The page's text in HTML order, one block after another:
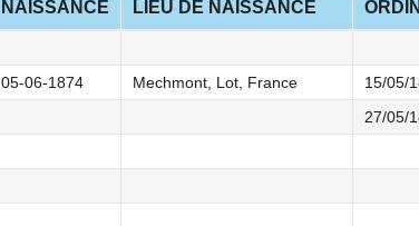
NAISSANCE LIEU DE NAISSANCE
05-06-1874 Mechmont, Lot, France
15/05/
27/05/